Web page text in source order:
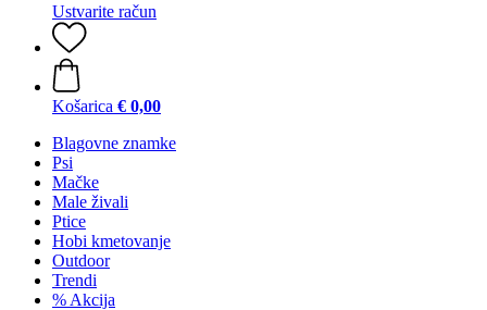
Ustvarite račun
Košarica € 0,00
Blagovne znamke
Psi
Mačke
Male živali
Ptice
Hobi kmetovanje
Outdoor
Trendi
% Akcija